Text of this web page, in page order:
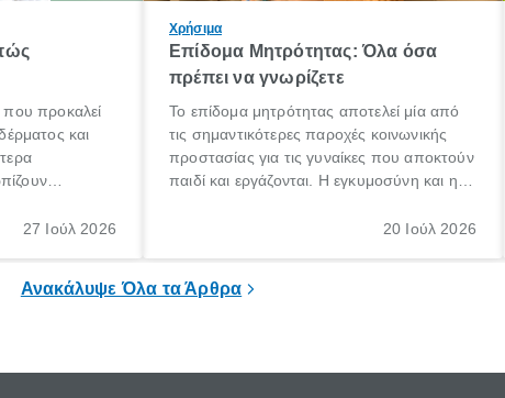
που προκαλεί
και
τι είναι»,
27 Ιούλ 2026
Χρήσιμα
Επίδομα Μητρότητας: Όλα όσα
πρέπει να γνωρίζετε
Το επίδομα μητρότητας αποτελεί μία από
τις σημαντικότερες παροχές κοινωνικής
προστασίας για τις γυναίκες που αποκτούν
παιδί και εργάζονται. Η εγκυμοσύνη και η
σημαντική περίοδος στη ζωή κάθε20 Ιούλ 2026
Ανακάλυψε Όλα τα Άρθρα